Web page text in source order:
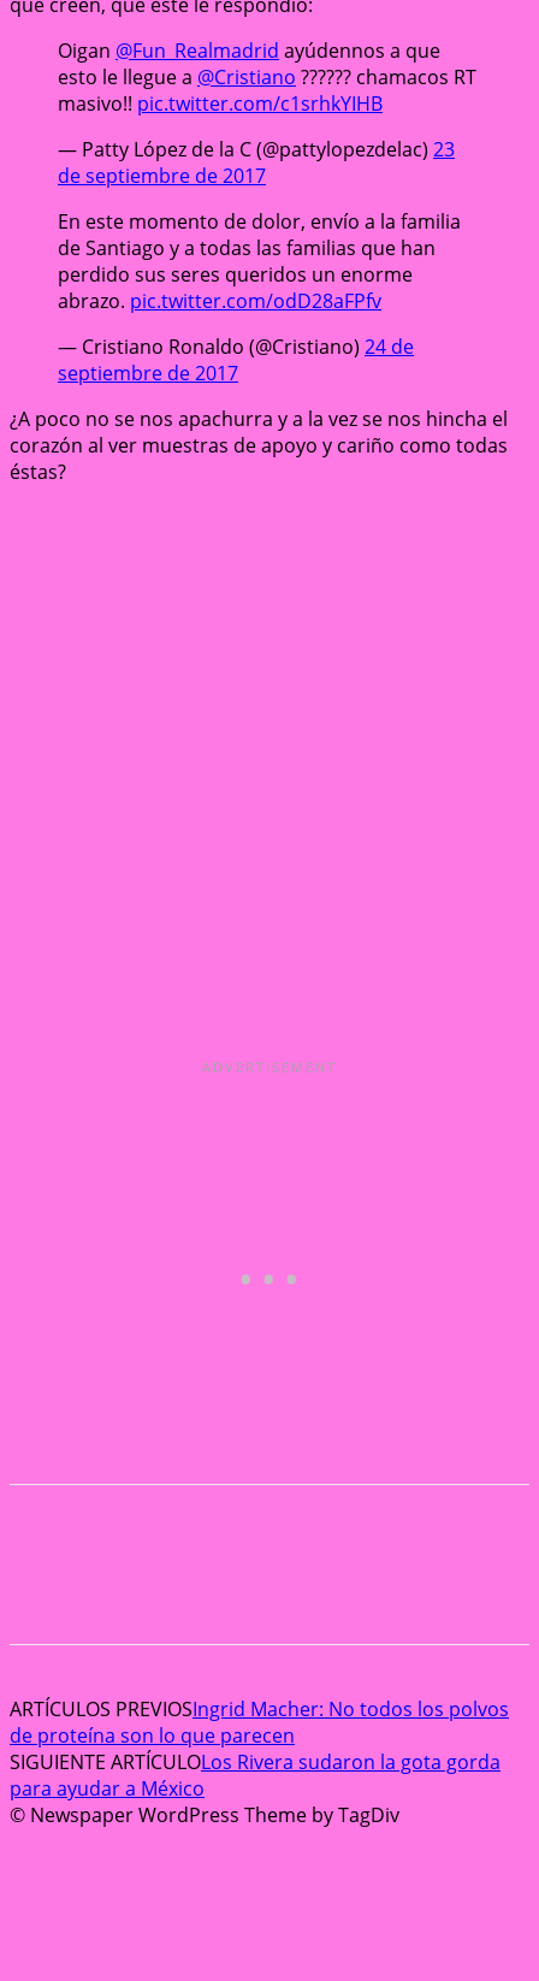
Oigan @Fun_Realmadrid ayúdennos a que
esto le llegue a @Cristiano ?????? chamacos RT
masivo!! pic.twitter.com/c1srhkYIHB
— Patty López de la C (@pattylopezdelac) 23
de septiembre de 2017
En este momento de dolor, envío a la familia
de Santiago y a todas las familias que han
perdido sus seres queridos un enorme
abrazo. pic.twitter.com/odD28aFPfv
— Cristiano Ronaldo (@Cristiano) 24 de
septiembre de 2017
¿A poco no se nos apachurra y a la vez se nos hincha el
corazón al ver muestras de apoyo y cariño como todas
éstas?
ARTÍCULOS PREVIOSIngrid Macher: No todos los polvos
de proteína son lo que parecen
SIGUIENTE ARTÍCULOLos Rivera sudaron la gota gorda
para ayudar a México
© Newspaper WordPress Theme by TagDiv